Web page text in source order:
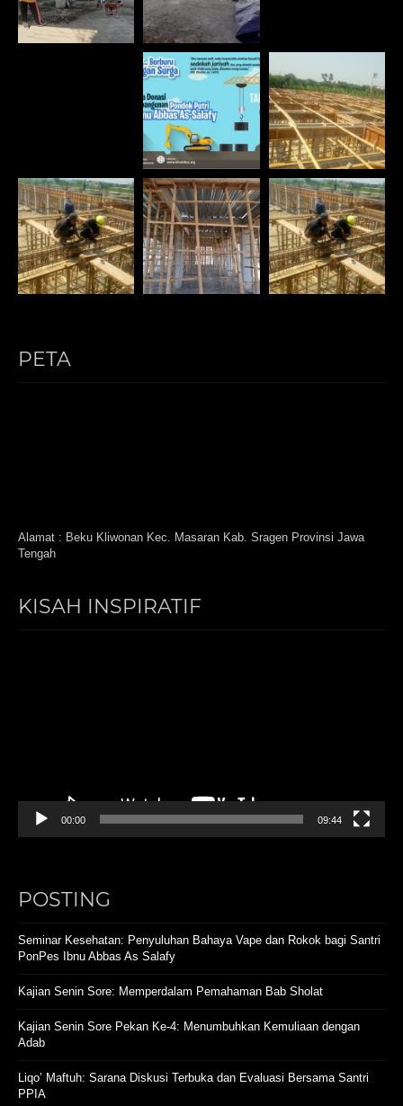
PETA
Alamat : Beku Kliwonan Kec. Masaran Kab. Sragen Provinsi Jawa
Tengah
KISAH INSPIRATIF
00:00 09:44
POSTING
Seminar Kesehatan: Penyuluhan Bahaya Vape dan Rokok bagi Santri
PonPes Ibnu Abbas As Salafy
Kajian Senin Sore: Memperdalam Pemahaman Bab Sholat
Kajian Senin Sore Pekan Ke-4: Menumbuhkan Kemuliaan dengan
Adab
Liqo’ Maftuh: Sarana Diskusi Terbuka dan Evaluasi Bersama Santri
PPIA